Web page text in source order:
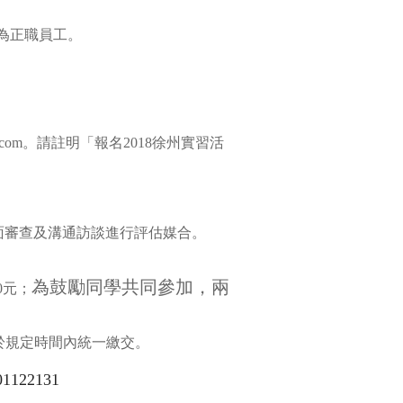
正職員工。
。請註明 「報名2018徐州實習活
審查及溝通訪談進行評估媒合。
元；為鼓勵同學共同參加，兩
定時間內統一繳交。